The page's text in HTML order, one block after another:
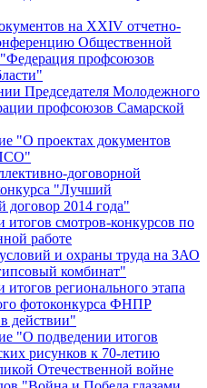
на XXIV отчетно-
Общественной
профсоюзов
Председателя Молодежного
профсоюзов Самарской
"О проектах документов
договорной
"Лучший
договор 2014 года"
итогов смотров-конкурсов по
работе
и охраны труда на ЗАО
комбинат"
регионального этапа
фотоконкурса ФНПР
действии"
"О подведении итогов
рисунков к 70-летию
Отечественной войне